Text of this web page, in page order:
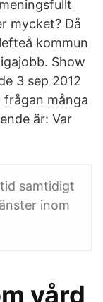
mycket? Då
kommun
Show
3 sep 2012
många
är: Var
samtidigt
inom
vård